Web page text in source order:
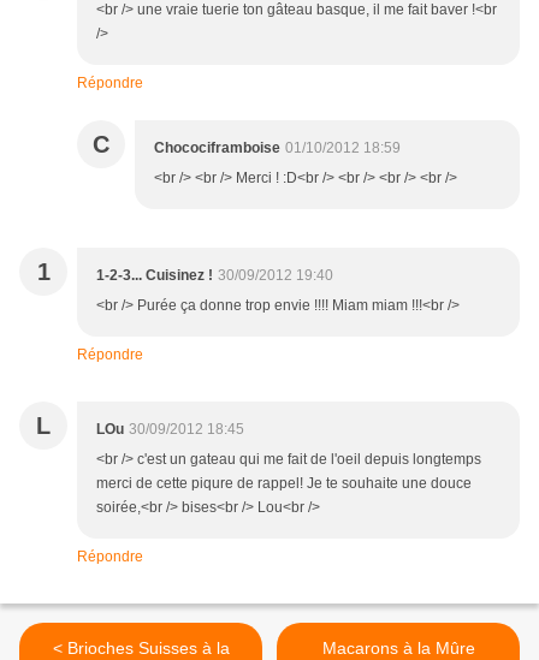
<br /> une vraie tuerie ton gâteau basque, il me fait baver !<br
/>
Répondre
C Chocociframboise 01/10/2012 18:59
<br /> <br /> Merci ! :D<br /> <br /> <br /> <br />
1 1-2-3... Cuisinez ! 30/09/2012 19:40
<br /> Purée ça donne trop envie !!!! Miam miam !!!<br />
Répondre
L LOu 30/09/2012 18:45
<br /> c'est un gateau qui me fait de l'oeil depuis longtemps
merci de cette piqure de rappel! Je te souhaite une douce
soirée,<br /> bises<br /> Lou<br />
Répondre
< Brioches Suisses à la
Macarons à la Mûre